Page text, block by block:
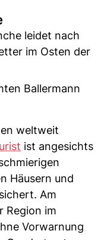
leidet nach
im Osten der
Ballermann
weltweit
ist angesichts
Häusern und
Am
Region im
Vorwarnung